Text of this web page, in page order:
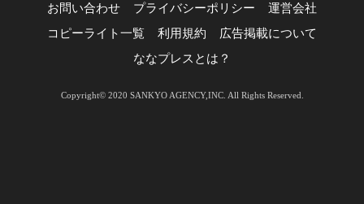
お問い合わせ プライバシーポリシー
運営会社
コピーライト一覧
利用規約
広告掲載について
ななプレスとは？
Copyright© 2020 SANKYO AGENCY,INC. All Rights Reserved.